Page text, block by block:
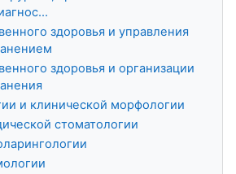
здоровья и управления
здоровья и организации
и клинической морфологии
стоматологии